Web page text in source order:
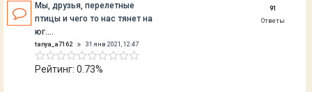
Мы, друзья, перелетные
птицы и чего то нас тянет на
юг....
tanya_a7162 31 янв 2021, 12:47
Рейтинг: 0.73%
91
Ответы